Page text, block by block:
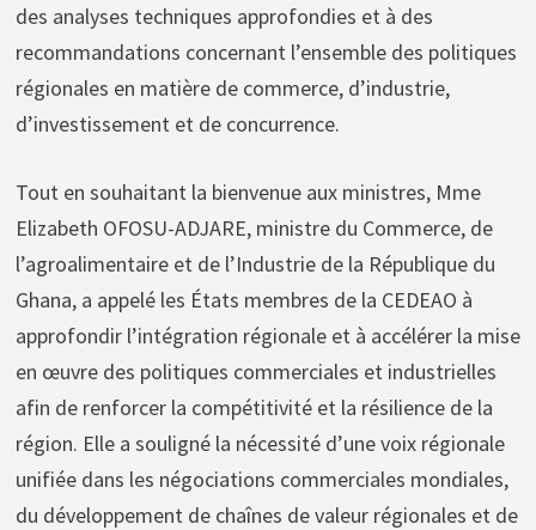
des analyses techniques approfondies et à des
recommandations concernant l’ensemble des politiques
régionales en matière de commerce, d’industrie,
d’investissement et de concurrence.
Tout en souhaitant la bienvenue aux ministres, Mme
Elizabeth OFOSU-ADJARE, ministre du Commerce, de
l’agroalimentaire et de l’Industrie de la République du
Ghana, a appelé les États membres de la CEDEAO à
approfondir l’intégration régionale et à accélérer la mise
en œuvre des politiques commerciales et industrielles
afin de renforcer la compétitivité et la résilience de la
région. Elle a souligné la nécessité d’une voix régionale
unifiée dans les négociations commerciales mondiales,
du développement de chaînes de valeur régionales et de